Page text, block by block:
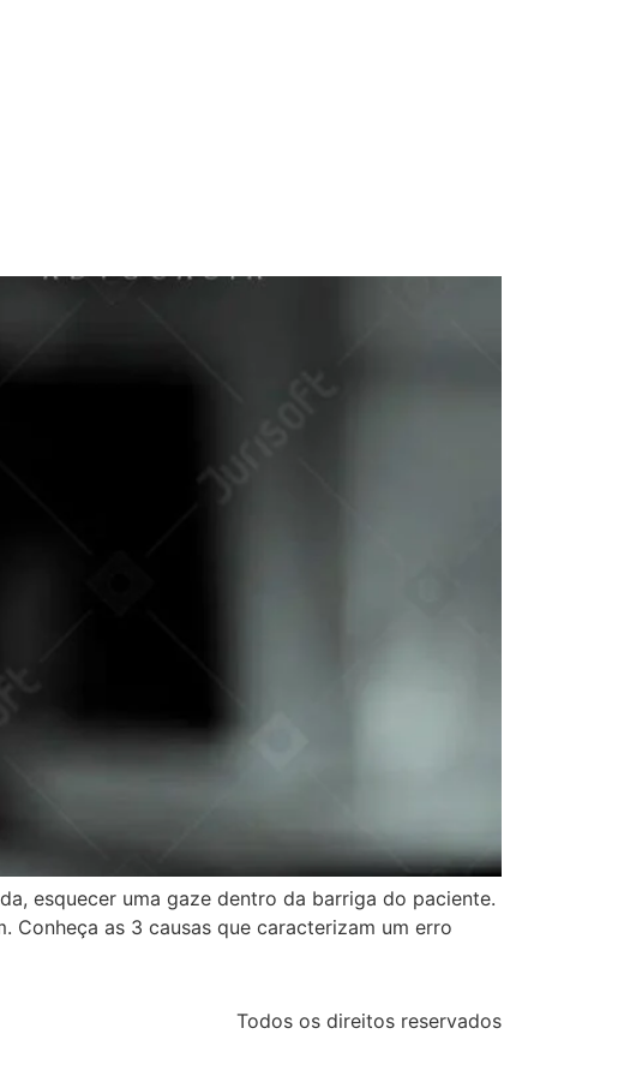
esquecer uma gaze dentro da barriga do paciente.
Conheça as 3 causas que caracterizam um erro
Todos os direitos reservados